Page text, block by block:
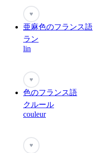
♥
亜麻色のフランス語
ラン
lin
♥
色のフランス語
クルール
couleur
♥